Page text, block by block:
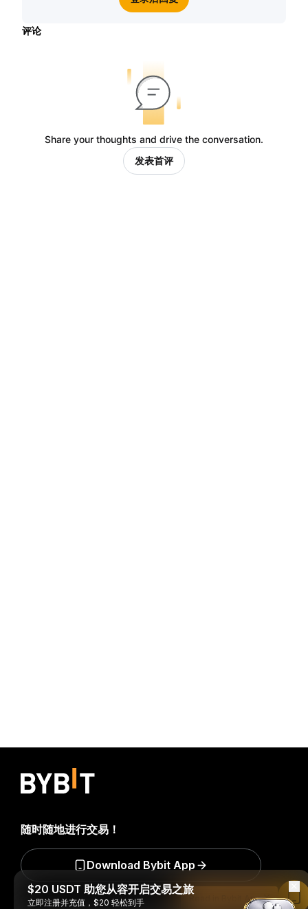
评论
Share your thoughts and drive the conversation.
发表首评
随时随地进行交易！
Download Bybit App
$20 USDT 助您从容开启交易之旅
立即注册并充值，$20 轻松到手 Read in Bybit App